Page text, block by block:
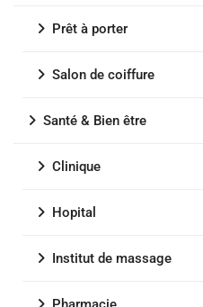
Prêt à porter
Salon de coiffure
Santé & Bien être
Clinique
Hopital
Institut de massage